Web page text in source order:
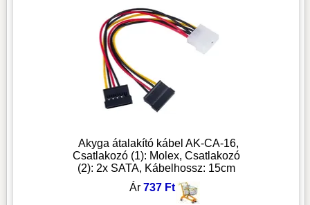
Akyga átalakító kábel AK-CA-16,
Csatlakozó (1): Molex, Csatlakozó
(2): 2x SATA, Kábelhossz: 15cm
Ár 737 Ft